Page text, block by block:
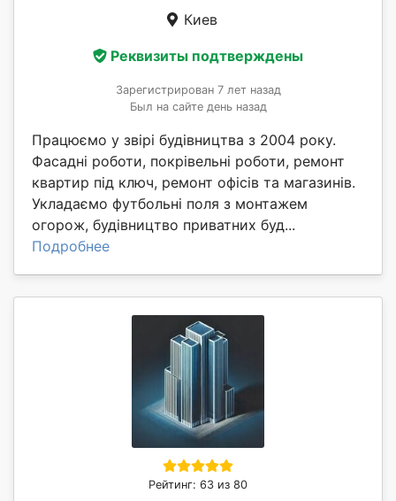
Киев
Реквизиты подтверждены
Зарегистрирован 7 лет назад
Был на сайте день назад
Працюємо у звірі будівництва з 2004 року.
Фасадні роботи, покрівельні роботи, ремонт
квартир під ключ, ремонт офісів та магазинів.
Укладаємо футбольні поля з монтажем
огорож, будівництво приватних буд...
Подробнее
Рейтинг: 63 из 80